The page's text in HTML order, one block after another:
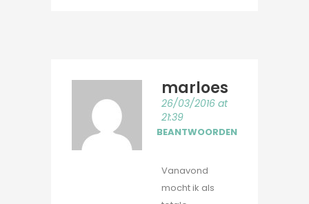
marloes
26/03/2016 at
21:39
BEANTWOORDEN
Vanavond
mocht ik als